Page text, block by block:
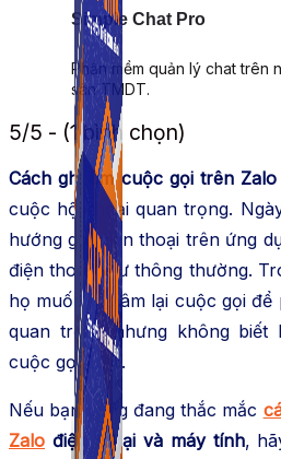
Simple Chat Pro
Phần mềm quản lý chat trên
sàn TMDT.
5/5 - (1 bình chọn)
Cách ghi âm cuộc gọi trên Zalo
cuộc hội thoại quan trọng.
hướng gọi điện thoại trên ứng
điện thoại như thông thường.
họ muốn ghi âm lại cuộc gọi
quan trọng nhưng không biết
cuộc gọi Zalo.
Nếu bạn cũng đang thắc mắc
Zalo điện thoại và máy tính,